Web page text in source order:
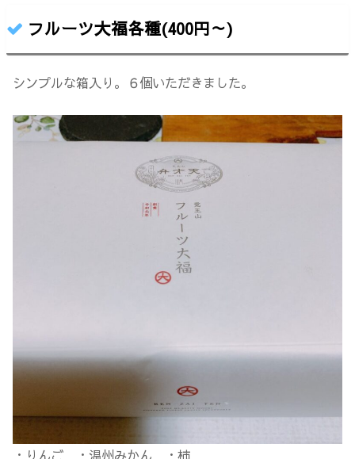
フルーツ大福各種(400円～)
シンプルな箱入り。６個いただきました。
・りんご ・温州みかん ・柿